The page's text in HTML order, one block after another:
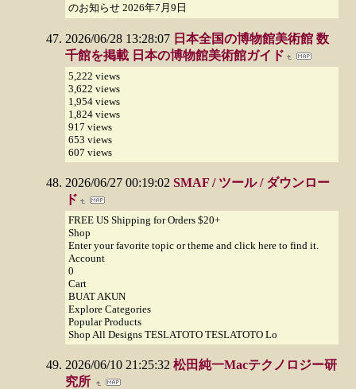
のお知らせ 2026年7月9日
2026/06/28 13:28:07 日本全国の博物館美術館 数
千館を掲載 日本の博物館美術館ガイド
5,222 views
3,622 views
1,954 views
1,824 views
917 views
653 views
607 views
2026/06/27 00:19:02 SMAF / ツール / ダウンロー
ド
FREE US Shipping for Orders $20+
Shop
Enter your favorite topic or theme and click here to find it.
Account
0
Cart
BUAT AKUN
Explore Categories
Popular Products
Shop All Designs TESLATOTO TESLATOTO Lo
2026/06/10 21:25:32 松田純一Macテクノロジー研
究所